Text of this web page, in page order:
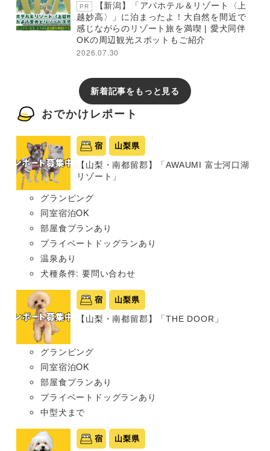
PR
【新潟】「アパホテル＆リゾート〈上
越妙高〉」に泊まったよ！大自然を間近で
感じながらのリゾート旅を満喫 | 愛犬同伴
OKの周辺観光スポットもご紹介
2026.07.30
新着記事をもっと見る
おでかけレポート
宿 山梨県
【山梨・南都留郡】「AWAUMI 富士河口湖
リゾート」
グランピング
同室宿泊OK
部屋食プランあり
プライベートドッグランあり
温泉あり
犬種条件: 要問い合わせ
宿 山梨県
【山梨・南都留郡】「THE DOOR」
グランピング
同室宿泊OK
部屋食プランあり
プライベートドッグランあり
中型犬まで
宿 山梨県